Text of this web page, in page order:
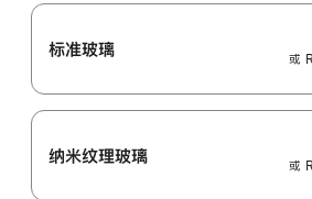
标准玻璃
或
纳米纹理玻璃
或